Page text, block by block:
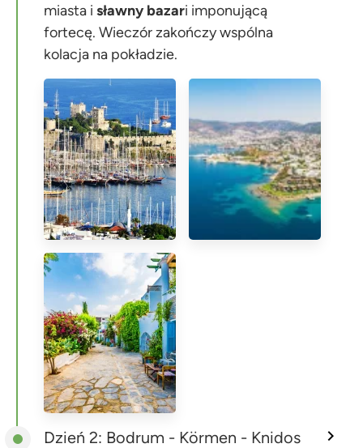
miasta i sławny bazari imponującą
fortecę. Wieczór zakończy wspólna
kolacja na pokładzie.
Dzień 2: Bodrum - Körmen - Knidos